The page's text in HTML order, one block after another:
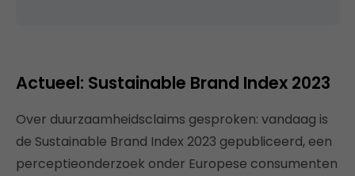
Actueel: Sustainable Brand Index 2023
Over duurzaamheidsclaims gesproken: vandaag is
de Sustainable Brand Index 2023 gepubliceerd, een
perceptieonderzoek onder Europese consumenten